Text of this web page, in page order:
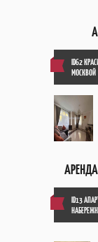
ID62
МОСКВОЙ
ID13